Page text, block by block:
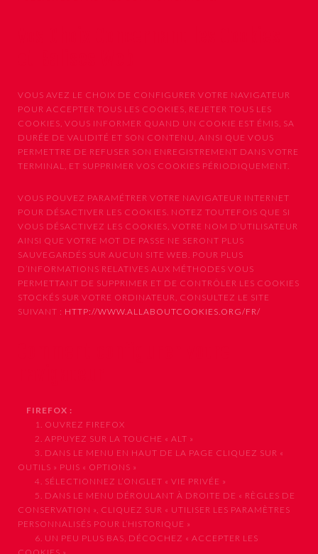
VOUS AVEZ LE CHOIX DE CONFIGURER VOTRE NAVIGATEUR
POUR ACCEPTER TOUS LES COOKIES, REJETER TOUS LES
COOKIES, VOUS INFORMER QUAND UN COOKIE EST ÉMIS, SA
DURÉE DE VALIDITÉ ET SON CONTENU, AINSI QUE VOUS
PERMETTRE DE REFUSER SON ENREGISTREMENT DANS VOTRE
TERMINAL, ET SUPPRIMER VOS COOKIES PÉRIODIQUEMENT.
VOUS POUVEZ PARAMÉTRER VOTRE NAVIGATEUR INTERNET
POUR DÉSACTIVER LES COOKIES. NOTEZ TOUTEFOIS QUE SI
VOUS DÉSACTIVEZ LES COOKIES, VOTRE NOM D’UTILISATEUR
AINSI QUE VOTRE MOT DE PASSE NE SERONT PLUS
SAUVEGARDÉS SUR AUCUN SITE WEB. POUR PLUS
D’INFORMATIONS RELATIVES AUX MÉTHODES VOUS
PERMETTANT DE SUPPRIMER ET DE CONTRÔLER LES COOKIES
STOCKÉS SUR VOTRE ORDINATEUR, CONSULTEZ LE SITE
SUIVANT : HTTP://WWW.ALLABOUTCOOKIES.ORG/FR/
FIREFOX :
1. OUVREZ FIREFOX
2. APPUYEZ SUR LA TOUCHE « ALT »
3. DANS LE MENU EN HAUT DE LA PAGE CLIQUEZ SUR «
OUTILS » PUIS « OPTIONS »
4. SÉLECTIONNEZ L’ONGLET « VIE PRIVÉE »
5. DANS LE MENU DÉROULANT À DROITE DE « RÈGLES DE
CONSERVATION », CLIQUEZ SUR « UTILISER LES PARAMÈTRES
PERSONNALISÉS POUR L’HISTORIQUE »
6. UN PEU PLUS BAS, DÉCOCHEZ « ACCEPTER LES